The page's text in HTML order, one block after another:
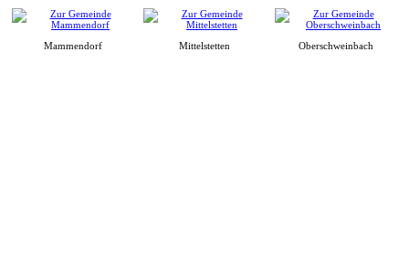
Mammendorf Mittelstetten Oberschweinbach